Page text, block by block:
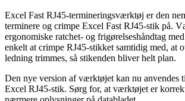
Excel Fast RJ45-termineringsværktøj er den
terminere og crimpe Excel Fast RJ45-stik på.
ergonomiske ratchet- og frigørelseshåndtag
enkelt at crimpe RJ45-stikket samtidig med, at
ledning trimmes, så stikenden bliver helt plan.
Den nye version af værktøjet kan nu anvendes
Excel RJ45-stik. Sørg for, at værktøjet er